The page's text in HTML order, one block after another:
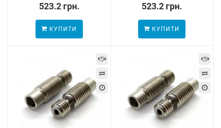
523.2 грн.
КУПИТИ
523.2 грн.
КУПИТИ